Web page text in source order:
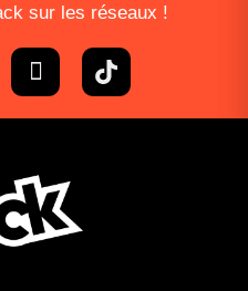
sur les réseaux !